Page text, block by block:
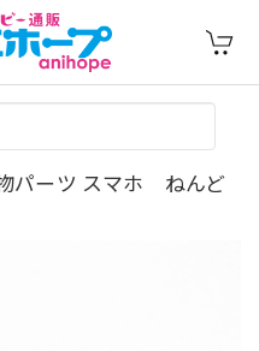
パーツ スマホ ねんど